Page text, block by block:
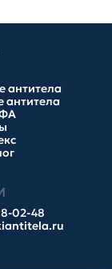
антитела
антитела
02-48